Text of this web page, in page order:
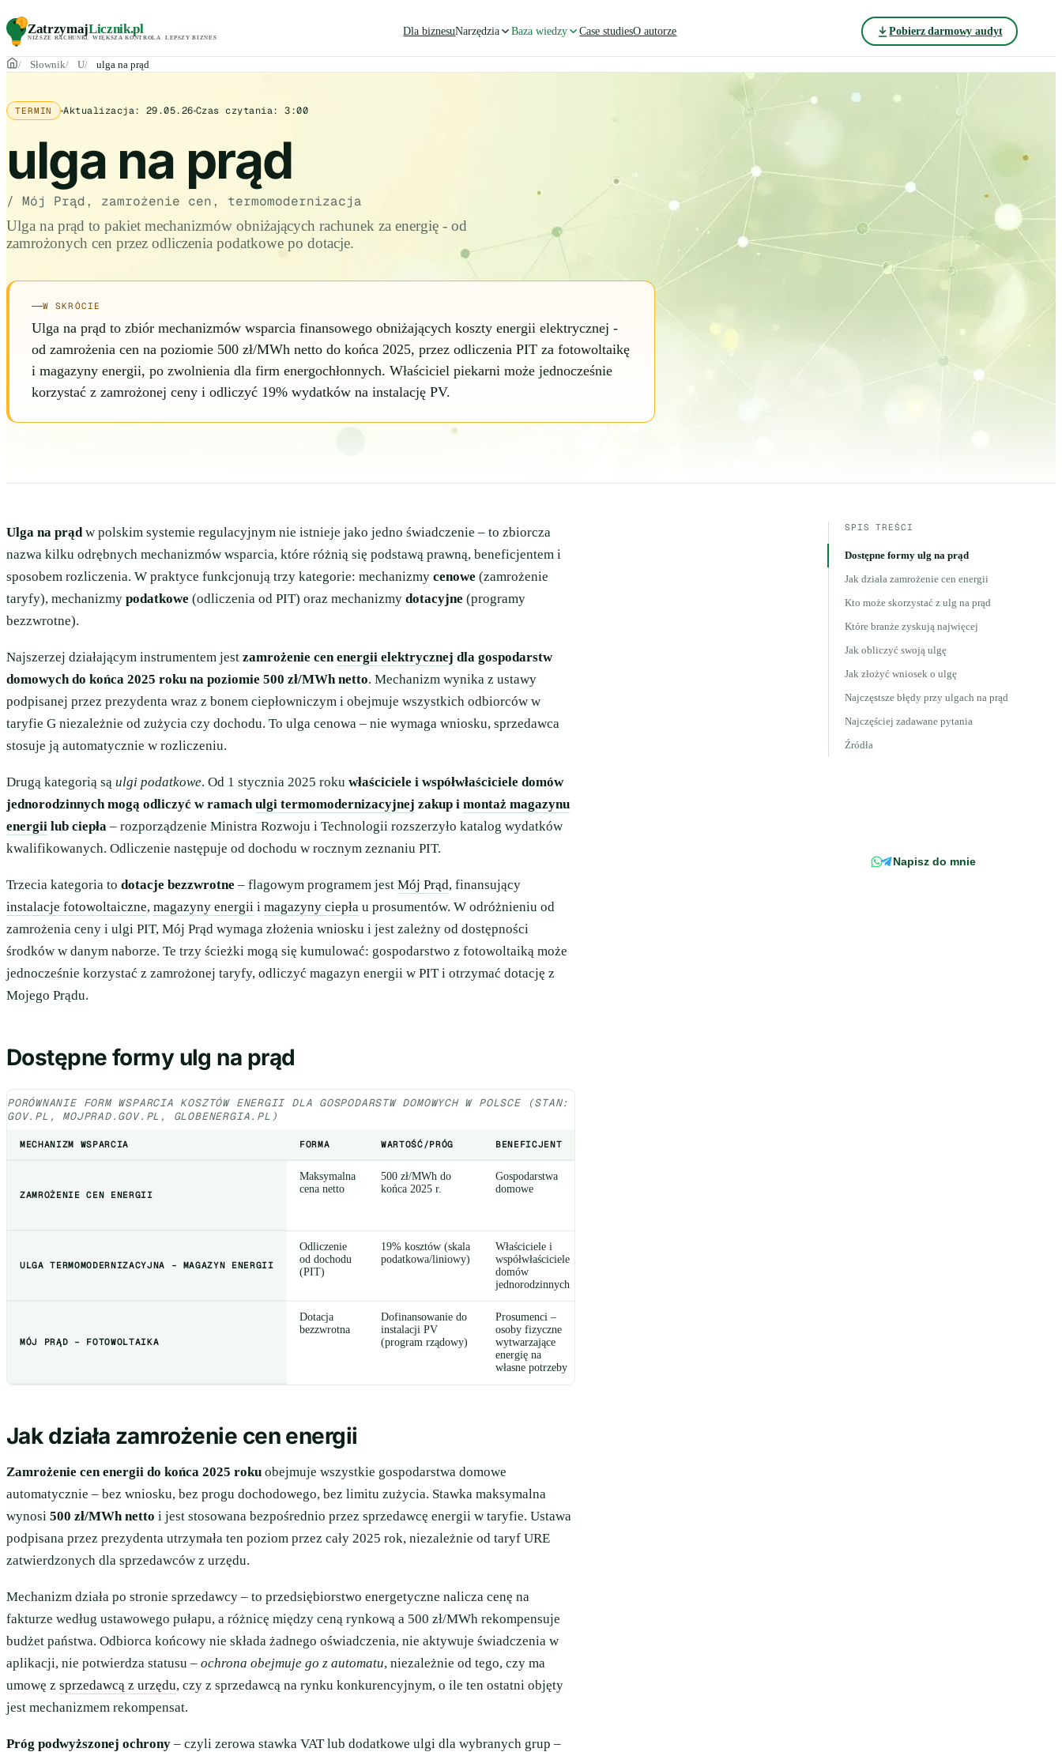
ZatrzymajLicznik.pl
NIŻSZE RACHUNKI WIĘKSZA KONTROLA LEPSZY BIZNES
Dla biznesuNarzędzia Baza wiedzy Case studiesO autorze Pobierz darmowy audyt
Słownik U ulga na prąd
TERMIN Aktualizacja:29.05.26 Czas czytania:3:00
ulga na prąd
/ Mój Prąd, zamrożenie cen, termomodernizacja
Ulga na prąd to pakiet mechanizmów obniżających rachunek za energię - od
zamrożonych cen przez odliczenia podatkowe po dotacje.
W SKRÓCIE
Ulga na prąd to zbiór mechanizmów wsparcia finansowego obniżających koszty energii elektrycznej -
od zamrożenia cen na poziomie 500 zł/MWh netto do końca 2025, przez odliczenia PIT za fotowoltaikę
i magazyny energii, po zwolnienia dla firm energochłonnych. Właściciel piekarni może jednocześnie
korzystać z zamrożonej ceny i odliczyć 19% wydatków na instalację PV.
Ulga na prądw polskim systemie regulacyjnym nie istnieje jako jedno świadczenie – to zbiorcza
nazwa kilku odrębnych mechanizmów wsparcia, które różnią się podstawą prawną, beneficjentem i
sposobem rozliczenia. W praktyce funkcjonują trzy kategorie: mechanizmy cenowe (zamrożenie
taryfy), mechanizmy podatkowe (odliczenia od PIT) oraz mechanizmy dotacyjne (programy
bezzwrotne).
Najszerzej działającym instrumentem jest zamrożenie cenenergii elektrycznej dla gospodarstw
domowych do końca 2025 roku na poziomie 500 zł/MWh netto. Mechanizm wynika z ustawy
podpisanej przez prezydenta wraz z bonem ciepłowniczym i obejmuje wszystkich odbiorców w
taryfie G niezależnie od zużycia czy dochodu. To ulga cenowa – nie wymaga wniosku, sprzedawca
stosuje ją automatycznie w rozliczeniu.
Drugą kategorią są ulgi podatkowe. Od 1 stycznia 2025 roku właściciele i współwłaściciele domów
jednorodzinnych mogą odliczyć w ramachulgi termomodernizacyjnej zakup i montaż magazynu
energii lub ciepła – rozporządzenie Ministra Rozwoju i Technologii rozszerzyło katalog wydatków
kwalifikowanych. Odliczenie następuje od dochodu w rocznym zeznaniu PIT.
Trzecia kategoria to dotacje bezzwrotne – flagowym programem jest Mój Prąd, finansujący
instalacje fotowoltaiczne, magazyny energii i magazyny ciepła u prosumentów. W odróżnieniu od
zamrożenia ceny i ulgi PIT, Mój Prąd wymaga złożenia wniosku i jest zależny od dostępności
środków w danym naborze. Te trzy ścieżki mogą się kumulować: gospodarstwo z fotowoltaiką może
jednocześnie korzystać z zamrożonej taryfy, odliczyć magazyn energii w PIT i otrzymać dotację z
Mojego Prądu.
Dostępne formy ulg na prąd
PORÓWNANIE FORM WSPARCIA KOSZTÓW ENERGII DLA GOSPODARSTW DOMOWYCH W POLSCE (STAN: 2025, ŹRÓDŁA:
GOV.PL, MOJPRAD.GOV.PL, GLOBENERGIA.PL)
MECHANIZM WSPARCIA FORMA WARTOŚĆ/PRÓG BENEFICJENT
ZAMROŻENIE CEN ENERGII
Maksymalna
cena netto
500 zł/MWh do
końca 2025 r.
Gospodarstwa
domowe
ULGA TERMOMODERNIZACYJNA – MAGAZYN ENERGII
Odliczenie
od dochodu
(PIT)
19% kosztów (skala
podatkowa/liniowy)
Właściciele i
współwłaściciele
domów
jednorodzinnych
MÓJ PRĄD – FOTOWOLTAIKA
Dotacja
bezzwrotna
Dofinansowanie do
instalacji PV
(program rządowy)
Prosumenci –
osoby fizyczne
wytwarzające
energię na
własne potrzeby
Jak działa zamrożenie cen energii
Zamrożenie cen energii do końca 2025 roku obejmuje wszystkie gospodarstwa domowe
automatycznie – bez wniosku, bez progu dochodowego, bez limitu zużycia. Stawka maksymalna
wynosi 500 zł/MWh netto i jest stosowana bezpośrednio przez sprzedawcę energii w taryfie. Ustawa
podpisana przez prezydenta utrzymała ten poziom przez cały 2025 rok, niezależnie od taryf URE
zatwierdzonych dla sprzedawców z urzędu.
Mechanizm działa po stronie sprzedawcy – to przedsiębiorstwo energetyczne nalicza cenę na
fakturze według ustawowego pułapu, a różnicę między ceną rynkową a 500 zł/MWh rekompensuje
budżet państwa. Odbiorca końcowy nie składa żadnego oświadczenia, nie aktywuje świadczenia w
aplikacji, nie potwierdza statusu – ochrona obejmuje go z automatu, niezależnie od tego, czy ma
umowę z sprzedawcą z urzędu, czy z sprzedawcą na rynku konkurencyjnym, o ile ten ostatni objęty
jest mechanizmem rekompensat.
Próg podwyższonej ochrony – czyli zerowa stawka VAT lub dodatkowe ulgi dla wybranych grup –
SPIS TREŚCI
Dostępne formy ulg na prąd
Jak działa zamrożenie cen energii
Kto może skorzystać z ulg na prąd
Które branże zyskują najwięcej
Jak obliczyć swoją ulgę
Jak złożyć wniosek o ulgę
Najczęstsze błędy przy ulgach na prąd
Najczęściej zadawane pytania
Źródła
Napisz do mnie